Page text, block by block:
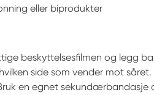
eller biprodukter
beskyttelsesfilmen og legg
side som vender mot
en egnet sekundærbandasje